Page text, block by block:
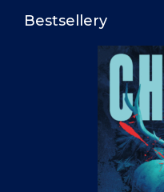
Bestsellery